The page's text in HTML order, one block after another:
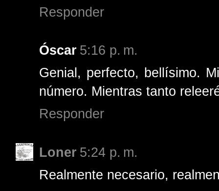
Responder
Óscar 5:16 p. m.
Genial, perfecto, bellísimo.
número. Mientras tanto
Responder
Loner 5:24 p. m.
Realmente necesario,